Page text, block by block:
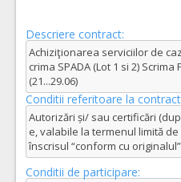
Descriere contract:
Achiziţionarea serviciilor de
crima SPADA (Lot 1 si 2) Scrima
(21...29.06)
Conditii referitoare la
Autorizări și/ sau certificări
e, valabile la termenul limită
înscrisul “conform cu
Conditii de participare: